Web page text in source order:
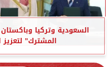
السعودية وتركيا
المشترك” لتعزيز